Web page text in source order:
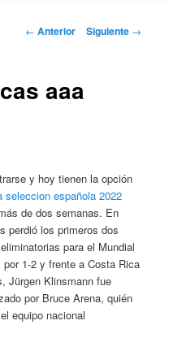
Navegación
← Anterior Siguiente →
aaa
y hoy tienen la opción
seleccion española 2022
de dos semanas. En
perdió los primeros dos
para el Mundial
1-2 y frente a Costa Rica
Jürgen Klinsmann fue
por Bruce Arena, quién
equipo nacional